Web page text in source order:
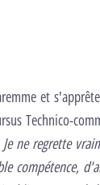
et
Technico-
Je ne regrette
compétence,